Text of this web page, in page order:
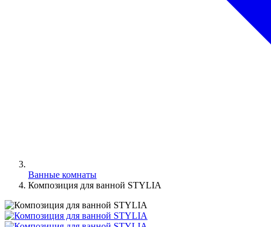
Ванные комнаты
Композиция для ванной STYLIA